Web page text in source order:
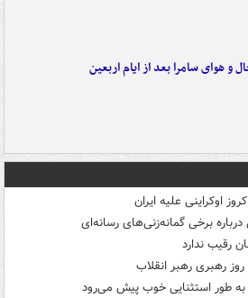
و هوای سامرا بعد از ایام اربعین
اوکراینی علیه ایران
درباره برخی گمانه‌زنی‌های رسانه‌ای
رقیب ندارد
به طور استثنایی خوب پیش می‌رود